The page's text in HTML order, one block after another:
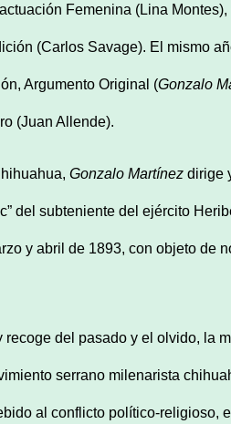
Femenina (Lina
(Carlos Savage). El mismo
Argumento Original (Gonzalo
(Juan Allende).
Gonzalo Martínez dirige
del subteniente del ejército
y abril de 1893, con objeto de
del pasado y el olvido, la
serrano milenarista
al conflicto político-religioso,